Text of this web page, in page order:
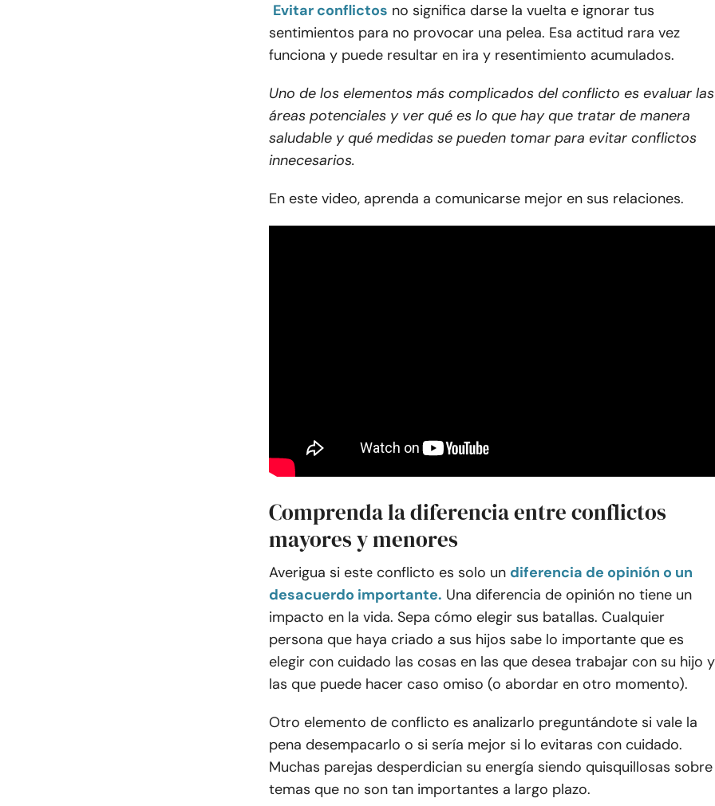
Evitar conflictos no significa darse la vuelta e ignorar tus
sentimientos para no provocar una pelea. Esa actitud rara vez
funciona y puede resultar en ira y resentimiento acumulados.
Uno de los elementos más complicados del conflicto es evaluar las
áreas potenciales y ver qué es lo que hay que tratar de manera
saludable y qué medidas se pueden tomar para evitar conflictos
innecesarios.
En este video, aprenda a comunicarse mejor en sus relaciones.
Comprenda la diferencia entre conflictos
mayores y menores
Averigua si este conflicto es solo un diferencia de opinión o un
desacuerdo importante. Una diferencia de opinión no tiene un
impacto en la vida. Sepa cómo elegir sus batallas. Cualquier
persona que haya criado a sus hijos sabe lo importante que es
elegir con cuidado las cosas en las que desea trabajar con su hijo y
las que puede hacer caso omiso (o abordar en otro momento).
Otro elemento de conflicto es analizarlo preguntándote si vale la
pena desempacarlo o si sería mejor si lo evitaras con cuidado.
Muchas parejas desperdician su energía siendo quisquillosas sobre
temas que no son tan importantes a largo plazo.